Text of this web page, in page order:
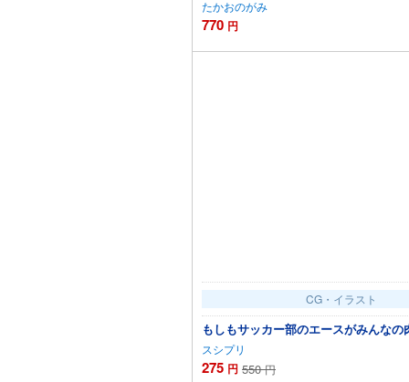
たかおのがみ
770 円
CG・イラスト
もしもサッカー部のエースがみんなの
スシプリ
275 円 550 円